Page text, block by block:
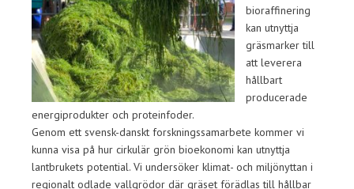
bioraffinering
kan utnyttja
gräsmarker till
att leverera
hållbart
producerade
energiprodukter och proteinfoder.
Genom ett svensk-danskt forskningssamarbete kommer vi
kunna visa på hur cirkulär grön bioekonomi kan utnyttja
lantbrukets potential. Vi undersöker klimat- och miljönyttan i
regionalt odlade vallgrödor där gräset förädlas till hållbar